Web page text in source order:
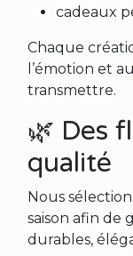
cadeaux
Chaque
l’émotion et
transmettre.
🌿 Des
qualité
Nous
saison afin de
durables,